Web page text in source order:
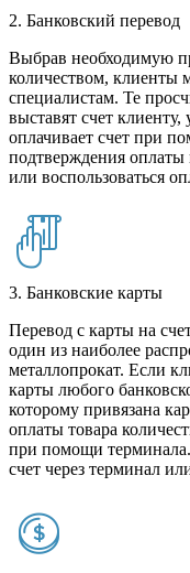
2. Банковский перевод
Выбрав необходимую
количеством, клиенты
специалистам. Те
выставят счет
оплачивает счет при
подтверждения оплаты
или воспользоваться
3. Банковские карты
Перевод с карты на
один из наиболее
металлопрокат. Если
карты любого
которому привязана
оплаты товара
при помощи
счет через терминал